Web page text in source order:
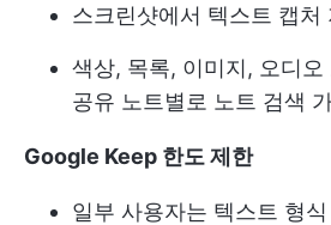
스크린샷에서 텍스트 캡처
색상, 목록, 이미지, 오디
공유 노트별로 노트 검색
Google Keep 한도 제한
일부 사용자는 텍스트 형